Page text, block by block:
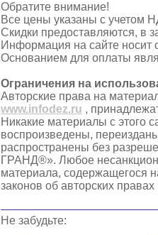
Обратите внимание!
Все цены указаны с учетом
Скидки предоставляются, в
Информация на сайте носит
Основанием для оплаты
Ограничения на
Авторские права на
www.infodez.ru ,
Никакие материалы с этого
воспроизведены,
распространены без
ГРАНД®». Любое
материала, содержащегося
законов об авторских
Не забудьте: